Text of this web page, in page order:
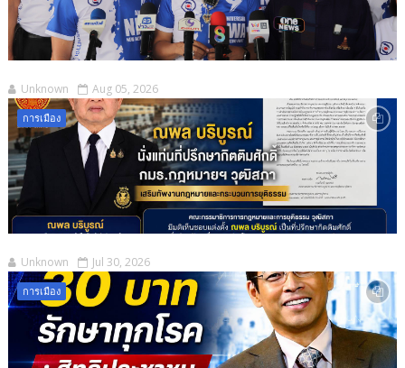
Unknown Aug 05, 2026
การเมือง
Unknown Jul 30, 2026
การเมือง